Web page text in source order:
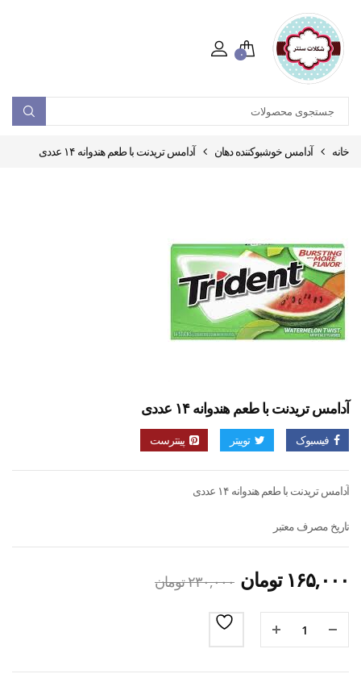
۰
خانه آدامس خوشبوکننده دهان آدامس تریدنت با طعم هندوانه ۱۴ عددی
آدامس تریدنت با طعم هندوانه ۱۴ عددی
فیسبوک توییتر پینترست
آدامس تریدنت با طعم هندوانه ۱۴ عددی
تاریخ مصرف معتبر
۲۳۰,۰۰۰تومان ۱۶۵,۰۰۰ تومان